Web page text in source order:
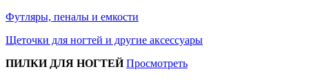
Футляры, пеналы и емкости
Щеточки для ногтей и другие аксессуары
ПИЛКИ ДЛЯ НОГТЕЙПросмотреть